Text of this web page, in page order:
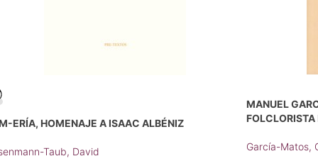
ERÍA, HOMENAJE A ISAAC ALBÉNIZ
Taub, David
MANUEL
FOLCLORISTA
García-Matos,